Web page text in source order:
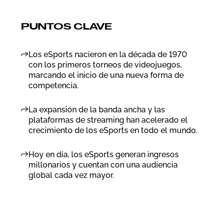
PUNTOS CLAVE
Los eSports nacieron en la década de 1970
con los primeros torneos de videojuegos,
marcando el inicio de una nueva forma de
competencia.
La expansión de la banda ancha y las
plataformas de streaming han acelerado el
crecimiento de los eSports en todo el mundo.
Hoy en día, los eSports generan ingresos
millonarios y cuentan con una audiencia
global cada vez mayor.